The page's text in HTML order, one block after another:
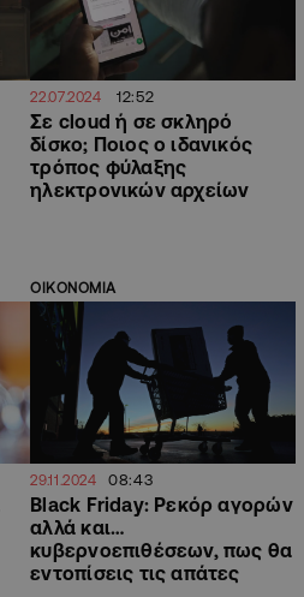
22.07.2024 12:52
Σε cloud ή σε σκληρό
δίσκο; Ποιος ο ιδανικός
τρόπος φύλαξης
ηλεκτρονικών αρχείων
ΟΙΚΟΝΟΜΙΑ
29.11.2024 08:43
Black Friday: Ρεκόρ αγορών
αλλά και…
κυβερνοεπιθέσεων, πως θα
εντοπίσεις τις απάτες